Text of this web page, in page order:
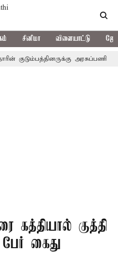
சினிமா விளையாட்டு
அரசுப்பணி வழக்கு;
குத்தி
கைது